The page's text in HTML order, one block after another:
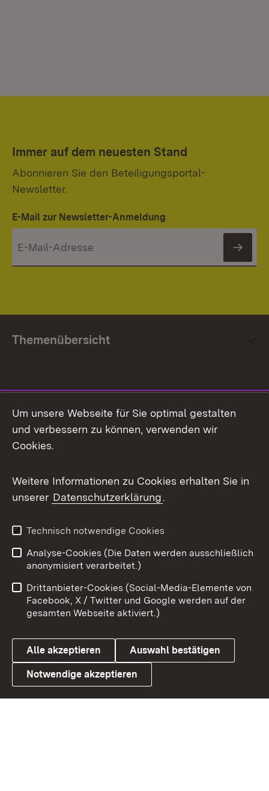
Immer auf dem neuesten Stand
Abonnieren Sie den Beteiligungsportal-
Newsletter.
E-Mail zur Newsletter-Anmeldung
Themenübersicht
Facebook
X / Twitter
Youtube
Link zum Landesportal
Impressum
Kontakt
Barrierefreiheit
Datenschutz
Cookies
Um unsere Webseite für Sie optimal gestalten
und verbessern zu können, verwenden wir
Cookies.
Weitere Informationen zu Cookies erhalten Sie in
unserer Datenschutzerklärung.
Technisch notwendige Cookies
Analyse-Cookies (Die Daten werden ausschließlich
anonymisiert verarbeitet.)
Drittanbieter-Cookies (Social-Media-Elemente von
Facebook, X / Twitter und Google werden auf der
gesamten Webseite aktiviert.)
Alle akzeptieren Auswahl bestätigen
Notwendige akzeptieren